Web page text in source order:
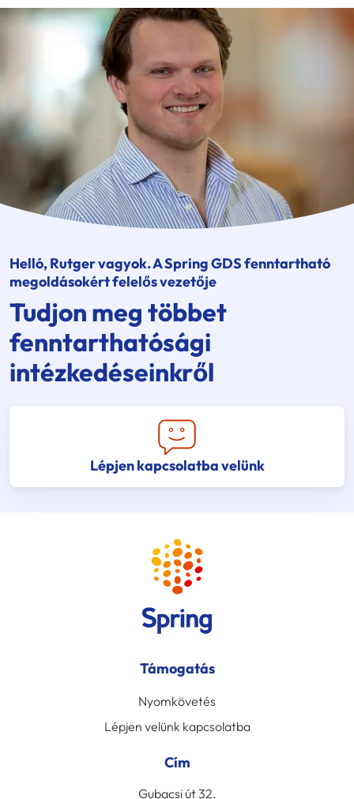
Helló, Rutger vagyok. A Spring GDS fenntartható
megoldásokért felelős vezetője
Tudjon meg többet
fenntarthatósági
intézkedéseinkről
Lépjen kapcsolatba velünk
Támogatás
Nyomkövetés
Lépjen velünk kapcsolatba
Cím
Gubacsi út 32.